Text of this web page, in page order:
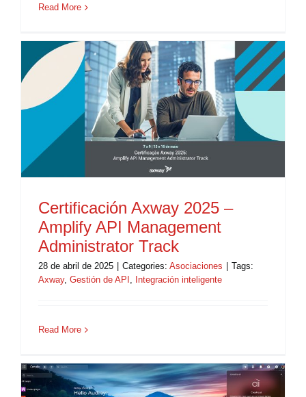
Read More
Certificación Axway 2025 –
Amplify API Management
Administrator Track
28 de abril de 2025 Categories: Asociaciones
Tags:
Axway, Gestión de API , Integración inteligente
Read More